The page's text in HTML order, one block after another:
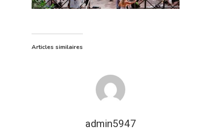
Articles similaires
admin5947
Nos offres